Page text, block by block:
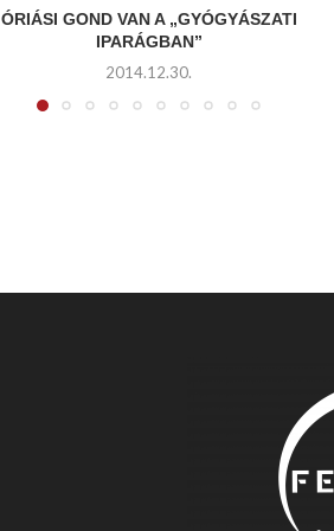
ÓRIÁSI GOND VAN A „GYÓGYÁSZATI
IPARÁGBAN”
2014.12.30.